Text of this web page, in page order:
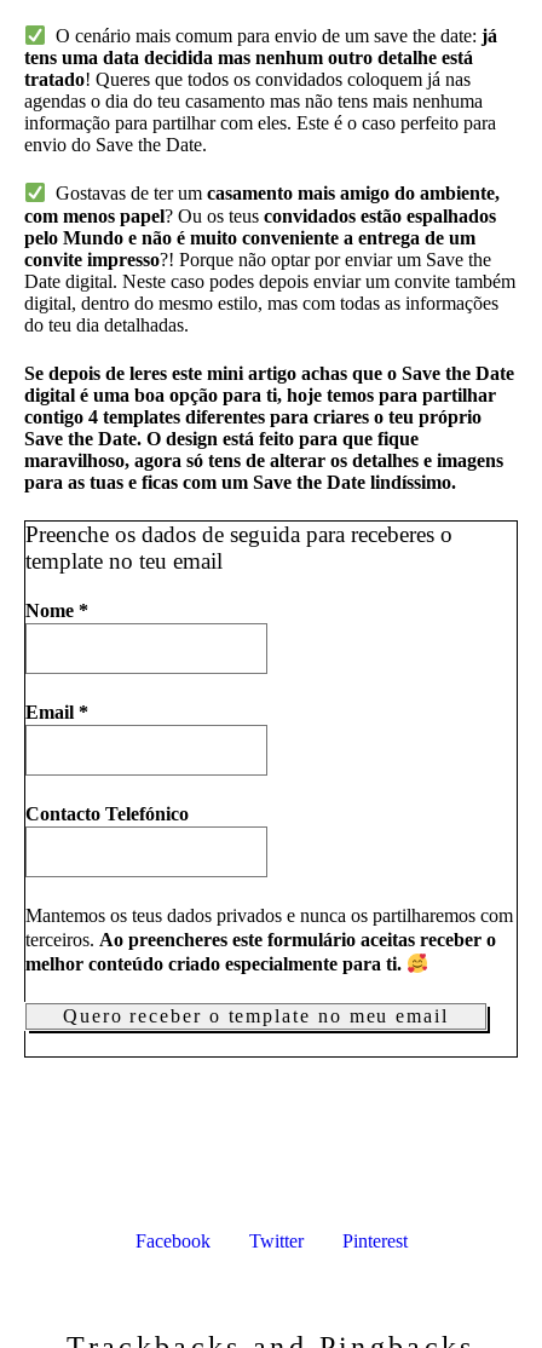
O cenário mais comum para envio de um save the date:já
tens uma data decidida mas nenhum outro detalhe está
tratado! Queres que todos os convidados coloquem já nas
agendas o dia do teu casamento mas não tens mais nenhuma
informação para partilhar com eles. Este é o caso perfeito para
envio do Save the Date.
Gostavas de ter umcasamento mais amigo do ambiente,
com menos papel? Ou os teus convidados estão espalhados
pelo Mundo e não é muito conveniente a entrega de um
convite impresso?! Porque não optar por enviar um Save the
Date digital. Neste caso podes depois enviar um convite também
digital, dentro do mesmo estilo, mas com todas as informações
do teu dia detalhadas.
Se depois de leres este mini artigo achas que o Save the Date
digital é uma boa opção para ti, hoje temos para partilhar
contigo 4 templates diferentes para criares o teu próprio
Save the Date. O design está feito para que fique
maravilhoso, agora só tens de alterar os detalhes e imagens
para as tuas e ficas com um Save the Date lindíssimo.
Preenche os dados de seguida para receberes o
template no teu email
Nome *
Email *
Contacto Telefónico
Mantemos os teus dados privados e nunca os partilharemos com
terceiros. Ao preencheres este formulário aceitas receber o
melhor conteúdo criado especialmente para ti.
Facebook Twitter Pinterest